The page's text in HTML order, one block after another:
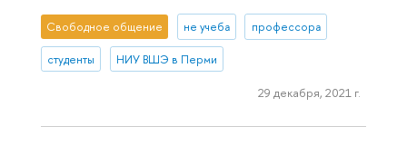
Свободное общение не учеба профессора
студенты НИУ ВШЭ в Перми
29 декабря, 2021 г.